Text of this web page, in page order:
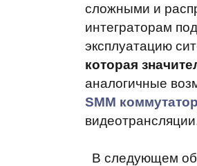
сложными и
интеграторам
эксплуатацию
которая
аналогичные
SMM
В следующем